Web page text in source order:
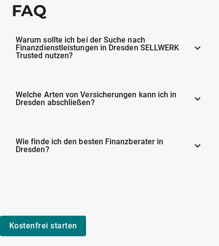
FAQ
Warum sollte ich bei der Suche nach
Finanzdienstleistungen in Dresden SELLWERK
Trusted nutzen?
Welche Arten von Versicherungen kann ich in
Dresden abschließen?
Wie finde ich den besten Finanzberater in
Dresden?
Kostenfrei starten